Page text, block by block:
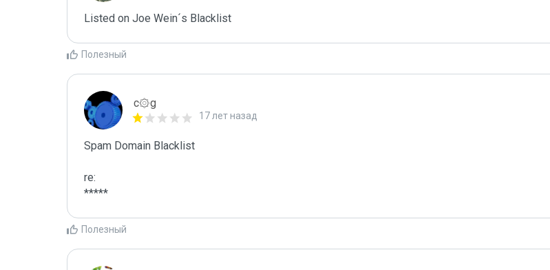
Listed on Joe Wein´s Blacklist
Полезный
c۞g
17 лет назад
Spam Domain Blacklist
re:
*****
Полезный